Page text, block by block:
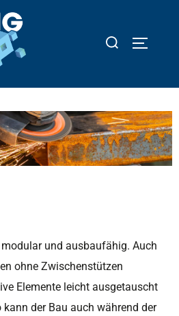
und ausbaufähig. Auch
ohne Zwischenstützen
Elemente leicht ausgetauscht
der Bau auch während der